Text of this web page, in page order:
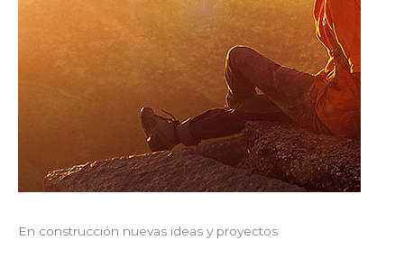
En construcción nuevas ideas y proyectos